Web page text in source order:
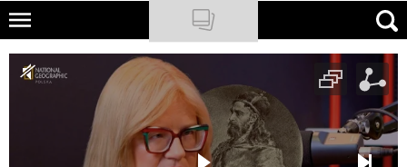
Skip
main
NATIONAL GEOGRAPHIC